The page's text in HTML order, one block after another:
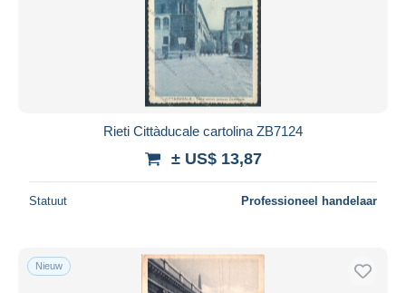
Rieti Cittàducale cartolina ZB7124
± US$ 13,87
Statuut Professioneel handelaar
Nieuw